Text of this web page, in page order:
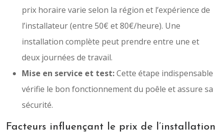
prix horaire varie selon la région et l’expérience de
l’installateur (entre 50€ et 80€/heure). Une
installation complète peut prendre entre une et
deux journées de travail.
Mise en service et test:Cette étape indispensable
vérifie le bon fonctionnement du poêle et assure sa
sécurité.
Facteurs influençant le prix de l’installation